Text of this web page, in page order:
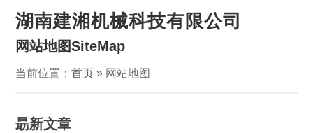
湖南建湘机械科技有限公司
网站地图SiteMap
当前位置：首页 » 网站地图
朂新文章